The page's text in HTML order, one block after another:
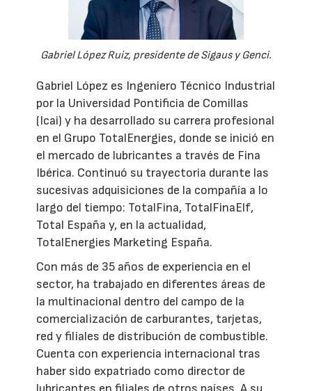
Gabriel López Ruiz, presidente de Sigaus y Genci.
Gabriel López es Ingeniero Técnico Industrial
por la Universidad Pontificia de Comillas
(Icai) y ha desarrollado su carrera profesional
en el Grupo TotalEnergies, donde se inició en
el mercado de lubricantes a través de Fina
Ibérica. Continuó su trayectoria durante las
sucesivas adquisiciones de la compañía a lo
largo del tiempo: TotalFina, TotalFinaElf,
Total España y, en la actualidad,
TotalEnergies Marketing España.
Con más de 35 años de experiencia en el
sector, ha trabajado en diferentes áreas de
la multinacional dentro del campo de la
comercialización de carburantes, tarjetas,
red y filiales de distribución de combustible.
Cuenta con experiencia internacional tras
haber sido expatriado como director de